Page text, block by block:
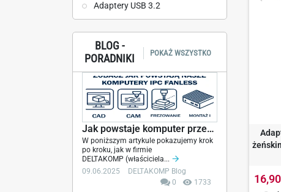
Adaptery USB 3.2
BLOG -
PORADNIKI
POKAŻ WSZYSTKO
Jak powstaje komputer przemysłowy fanless – od...
W poniższym artykule pokazujemy krok
po kroku, jak w firmie
DELTAKOMP (właściciela...
09.06.2025
DELTAKOMP Blog
1733
0